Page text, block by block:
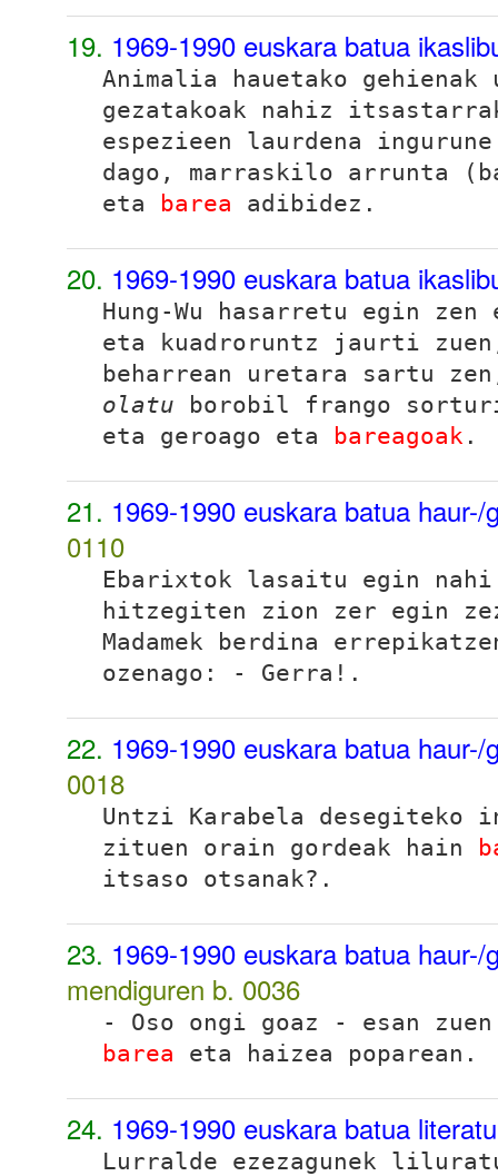
19. 1969-1990 euskara batua
Animalia hauetako
gezatakoak nahiz
espezieen laurdena
dago, marraskilo arrunta
eta barea adibidez.
20. 1969-1990 euskara batua
Hung-Wu hasarretu egin
eta kuadroruntz jaurti
beharrean uretara sartu
olatu borobil frango
eta geroago eta bareagoak .
21. 1969-1990 euskara batua
0110
Ebarixtok lasaitu egin nahi
hitzegiten zion zer egin
Madamek berdina
ozenago: - Gerra!.
22. 1969-1990 euskara batua
0018
Untzi Karabela desegiteko
zituen orain gordeak hain
itsaso otsanak?.
23. 1969-1990 euskara batua
mendiguren b. 0036
- Oso ongi goaz - esan
barea eta haizea poparean.
24. 1969-1990 euskara batua
Lurralde ezezagunek